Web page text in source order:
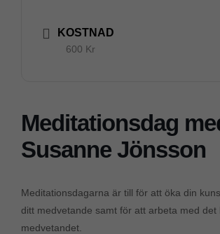
KOSTNAD
600 Kr
Meditationsdag
Susanne Jönsson
Meditationsdagarna är till för att öka din
ditt medvetande samt för att arbeta med det
medvetandet.